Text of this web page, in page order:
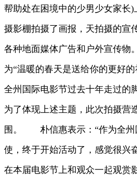
帮助处在困境中的少男少女家长
摄影棚拍摄了画报，天拍摄的宣
各种地面媒体广告和户外宣传
为“温暖的春天是送给你的更好
全州国际电影节过去十年走过的
为了体现上述主题，此次拍摄营
围。 朴信惠表示：“作为全州
使，终于开始活动了，感觉很兴
在本届电影节上和观众一起观赏